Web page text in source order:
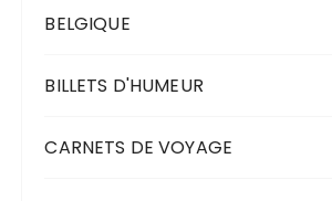
BELGIQUE
BILLETS D'HUMEUR
CARNETS DE VOYAGE